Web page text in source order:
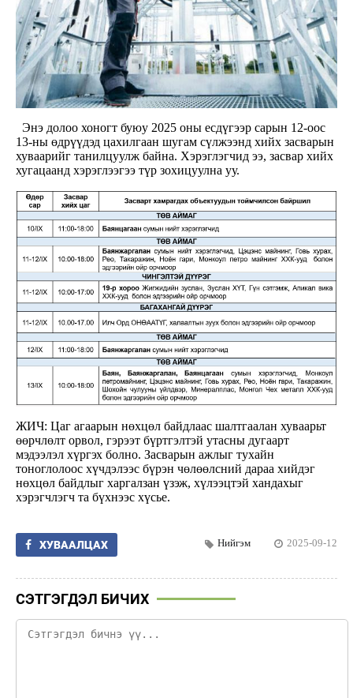
Энэ долоо хоногт буюу 2025 оны есдүгээр сарын 12-оос
13-ны өдрүүдэд цахилгаан шугам сүлжээнд хийх засварын
хуваарийг танилцуулж байна. Хэрэглэгчид ээ, засвар хийх
хугацаанд хэрэглээгээ түр зохицуулна уу.
ЖИЧ: Цаг агаарын нөхцөл байдлаас шалтгаалан хуваарьт
өөрчлөлт орвол, гэрээт бүртгэлтэй утасны дугаарт
мэдээлэл хүргэх болно. Засварын ажлыг тухайн
тоноглолоос хүчдэлээс бүрэн чөлөөлсний дараа хийдэг
нөхцөл байдлыг харгалзан үзэж, хүлээцтэй хандахыг
хэрэгчлэгч та бүхнээс хүсье.
ХУВААЛЦАХ Нийгэм 2025-09-12
СЭТГЭГДЭЛ БИЧИХ